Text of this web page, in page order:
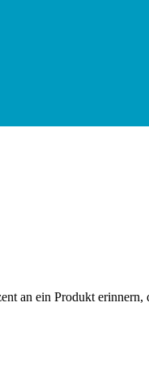
an ein Produkt erinnern,